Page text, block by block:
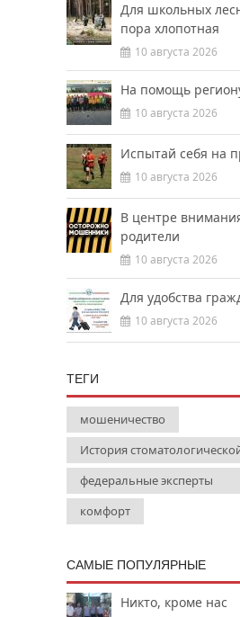
Для школьных
пора хлопотная
10 августа 2026
На помощь
10 августа 2026
Испытай себя на
10 августа 2026
В центре
родители
10 августа 2026
Для удобства
10 августа 2026
ТЕГИ
мошеничество
История
федеральные эксперты
комфорт
САМЫЕ ПОПУЛЯРНЫЕ
Никто, кроме нас